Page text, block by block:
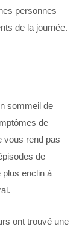
personnes
de la journée.
sommeil de
de
vous rend pas
de
plus enclin à
ont trouvé une